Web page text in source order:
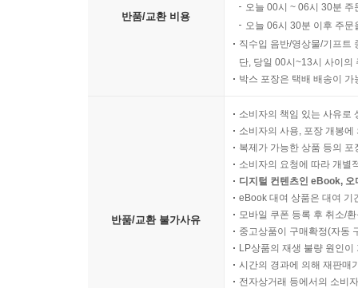
반품/교환 비용
오늘 00시 ~ 06시 30분
오늘 06시 30분 이후 주
직수입 음반/영상물/기프트
단, 당일 00시~13시 사이의
박스 포장은 택배 배송이
반품/교환 불가사유
소비자의 책임 있는 사유로
소비자의 사용, 포장 개봉
복제가 가능한 상품 등의
소비자의 요청에 따라 개별
디지털 컨텐츠인 eBook,
eBook 대여 상품은 대여 기
모바일 쿠폰 등록 후 취소/
중고상품이 구매확정(자동
LP상품의 재생 불량 원인
시간의 경과에 의해 재판매
전자상거래 등에서의 소비